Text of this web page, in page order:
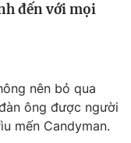
đến với mọi
nên bỏ qua
ông được người
mến Candyman.